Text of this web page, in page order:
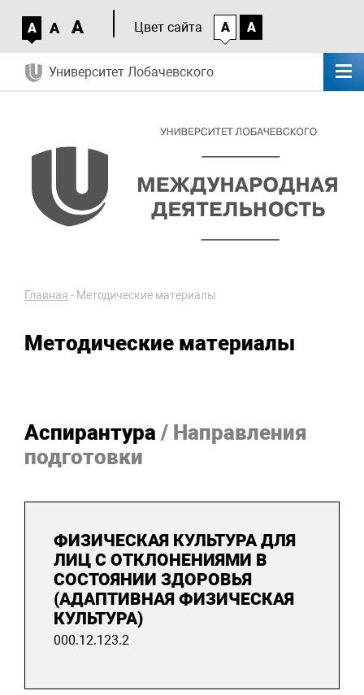
A A A Цвет сайта A A
Университет Лобачевского
Главная - Методические материалы
Методические материалы
Аспирантура / Направления
подготовки
ФИЗИЧЕСКАЯ КУЛЬТУРА ДЛЯ
ЛИЦ С ОТКЛОНЕНИЯМИ В
СОСТОЯНИИ ЗДОРОВЬЯ
(АДАПТИВНАЯ ФИЗИЧЕСКАЯ
КУЛЬТУРА)
000.12.123.2